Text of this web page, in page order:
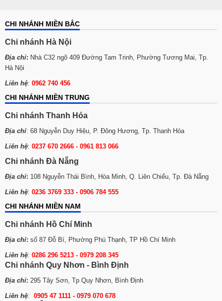
CHI NHÁNH MIỀN BẮC
Chi nhánh Hà Nội
Địa chỉ: Nhà C32 ngõ 409 Đường Tam Trinh, Phường Tương Mai, Tp.
Hà Nội
Liên hệ: 0962 740 456
CHI NHÁNH MIỀN TRUNG
Chi nhánh Thanh Hóa
Địa chỉ: 68 Nguyễn Duy Hiệu, P. Đông Hương, Tp. Thanh Hóa
Liên hệ: 0237 670 2666 - 0961 813 066
Chi nhánh Đà Nẵng
Địa chỉ: 108 Nguyễn Thái Bình, Hòa Minh, Q. Liên Chiểu, Tp. Đà Nẵng
Liên hệ: 0236 3769 333 - 0906 784 555
CHI NHÁNH MIỀN NAM
Chi nhánh Hồ Chí Minh
Địa chỉ: số 87 Đỗ Bí, Phường Phú Thạnh, TP Hồ Chí Minh
Liên hệ: 0286 296 5213 - 0979 208 345
Chi nhánh Quy Nhơn - Bình Định
Địa chỉ: 295 Tây Sơn, Tp Quy Nhơn, Bình Định
Liên hệ: 0905 47 1111 - 0979 070 678